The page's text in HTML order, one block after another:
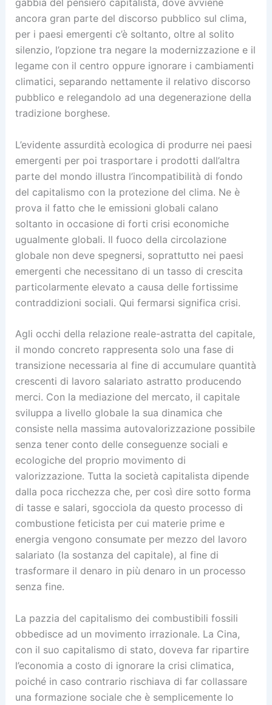
ancora gran parte del discorso pubblico sul clima,
per i paesi emergenti c’è soltanto, oltre al solito
silenzio, l’opzione tra negare la modernizzazione e il
legame con il centro oppure ignorare i cambiamenti
climatici, separando nettamente il relativo discorso
pubblico e relegandolo ad una degenerazione della
tradizione borghese.
L’evidente assurdità ecologica di produrre nei paesi
emergenti per poi trasportare i prodotti dall’altra
parte del mondo illustra l’incompatibilità di fondo
del capitalismo con la protezione del clima. Ne è
prova il fatto che le emissioni globali calano
soltanto in occasione di forti crisi economiche
ugualmente globali. Il fuoco della circolazione
globale non deve spegnersi, soprattutto nei paesi
emergenti che necessitano di un tasso di crescita
particolarmente elevato a causa delle fortissime
contraddizioni sociali. Qui fermarsi significa crisi.
Agli occhi della relazione reale-astratta del capitale,
il mondo concreto rappresenta solo una fase di
transizione necessaria al fine di accumulare quantità
crescenti di lavoro salariato astratto producendo
merci. Con la mediazione del mercato, il capitale
sviluppa a livello globale la sua dinamica che
consiste nella massima autovalorizzazione possibile
senza tener conto delle conseguenze sociali e
ecologiche del proprio movimento di
valorizzazione. Tutta la società capitalista dipende
dalla poca ricchezza che, per così dire sotto forma
di tasse e salari, sgocciola da questo processo di
combustione feticista per cui materie prime e
energia vengono consumate per mezzo del lavoro
salariato (la sostanza del capitale), al fine di
trasformare il denaro in più denaro in un processo
senza fine.
La pazzia del capitalismo dei combustibili fossili
obbedisce ad un movimento irrazionale. La Cina,
con il suo capitalismo di stato, doveva far ripartire
l’economia a costo di ignorare la crisi climatica,
poiché in caso contrario rischiava di far collassare
una formazione sociale che è semplicemente lo